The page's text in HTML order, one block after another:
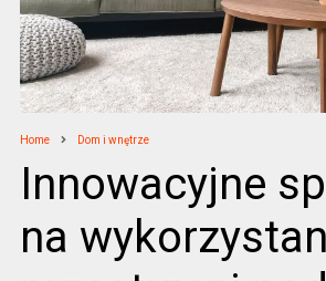
Home Dom i wnętrze
Innowacyjne
na